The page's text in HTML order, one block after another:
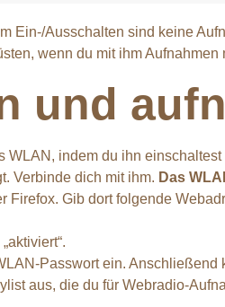
Ein-/Ausschalten sind keine
wenn du mit ihm Aufnahmen
und
indem du ihn
Verbinde dich mit ihm. Das
Firefox. Gib dort folgende
Passwort ein. Anschließend
aus, die du für Webradio-